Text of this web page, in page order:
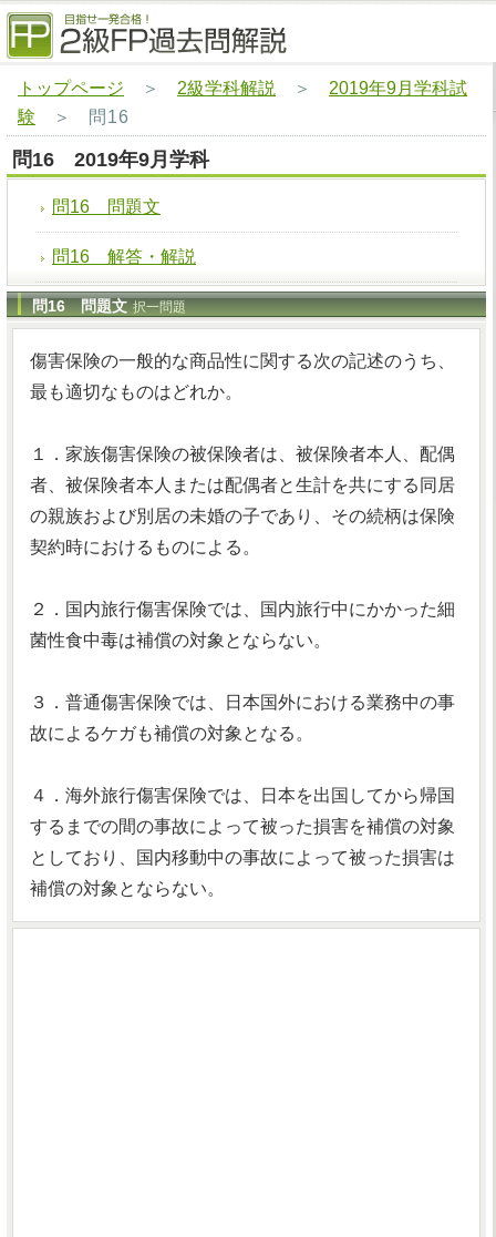
トップページ ＞ 2級学科解説 ＞ 2019年9月学科試
験 ＞ 問16
問16 2019年9月学科
問16 問題文
問16 解答・解説
問16 問題文 択一問題
傷害保険の一般的な商品性に関する次の記述のうち、
最も適切なものはどれか。
１．家族傷害保険の被保険者は、被保険者本人、配偶
者、被保険者本人または配偶者と生計を共にする同居
の親族および別居の未婚の子であり、その続柄は保険
契約時におけるものによる。
２．国内旅行傷害保険では、国内旅行中にかかった細
菌性食中毒は補償の対象とならない。
３．普通傷害保険では、日本国外における業務中の事
故によるケガも補償の対象となる。
４．海外旅行傷害保険では、日本を出国してから帰国
するまでの間の事故によって被った損害を補償の対象
としており、国内移動中の事故によって被った損害は
補償の対象とならない。